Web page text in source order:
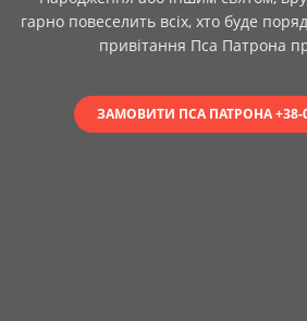
гарно повеселить всіх, хто буде
привітання Пса Патрона
ЗАМОВИТИ ПСА ПАТРОНА +38-